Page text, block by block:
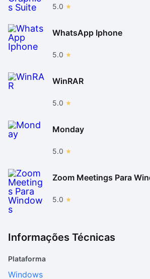
5.0
WhatsApp Iphone
5.0
WinRAR
5.0
Monday
5.0
Zoom Meetings Para
5.0
Informações Técnicas
Plataforma
Windows